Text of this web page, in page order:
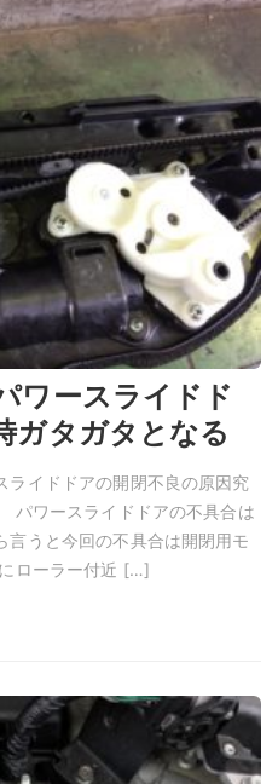
ワースライドド
タガタとなる
ライドドアの開閉不良の原因究
パワースライドドアの不具合は
言うと今回の不具合は開閉用モ
ローラー付近 […]